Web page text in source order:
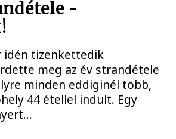
-
idén tizenkettedik
meg az év strandétele
minden eddiginél több,
44 étellel indult. Egy